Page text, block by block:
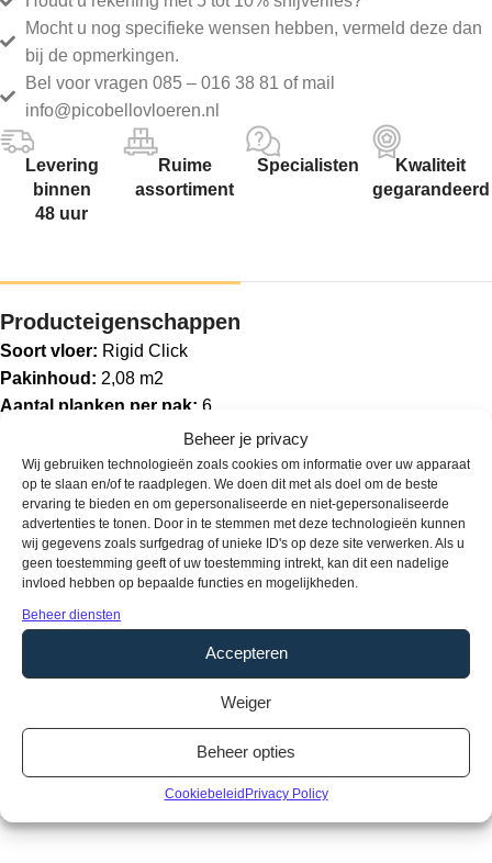
Beheer je privacy
Wij gebruiken technologieën zoals cookies om informatie over uw apparaat
op te slaan en/of te raadplegen. We doen dit met als doel om de beste
ervaring te bieden en om gepersonaliseerde en niet-gepersonaliseerde
advertenties te tonen. Door in te stemmen met deze technologieën kunnen
wij gegevens zoals surfgedrag of unieke ID's op deze site verwerken. Als u
geen toestemming geeft of uw toestemming intrekt, kan dit een nadelige
invloed hebben op bepaalde functies en mogelijkheden.
Beheer diensten
Accepteren
Weiger
Beheer opties
CookiebeleidPrivacy Policy
Mocht u nog specifieke wensen hebben, vermeld deze dan
bij de opmerkingen.
Bel voor vragen 085 – 016 38 81 of mail
info@picobellovloeren.nl
Levering
binnen
48 uur
Ruime
assortiment
Specialisten
Kwaliteit
gegarandeerd
Producteigenschappen
Soort vloer: Rigid Click
Pakinhoud: 2,08 m2
Aantal planken per pak: 6
Breedte:229 mm
Lengte:1511 mm
Gebruikersklasse:33
Toplaag:0,55 mm
Fabrieksgarantie:20 jaar
Type / style:Stroken
Aanvullende informatie